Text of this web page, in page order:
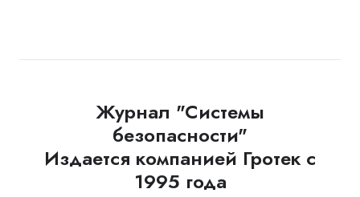
Журнал "Системы
безопасности"
Издается компанией Гротек с
1995 года